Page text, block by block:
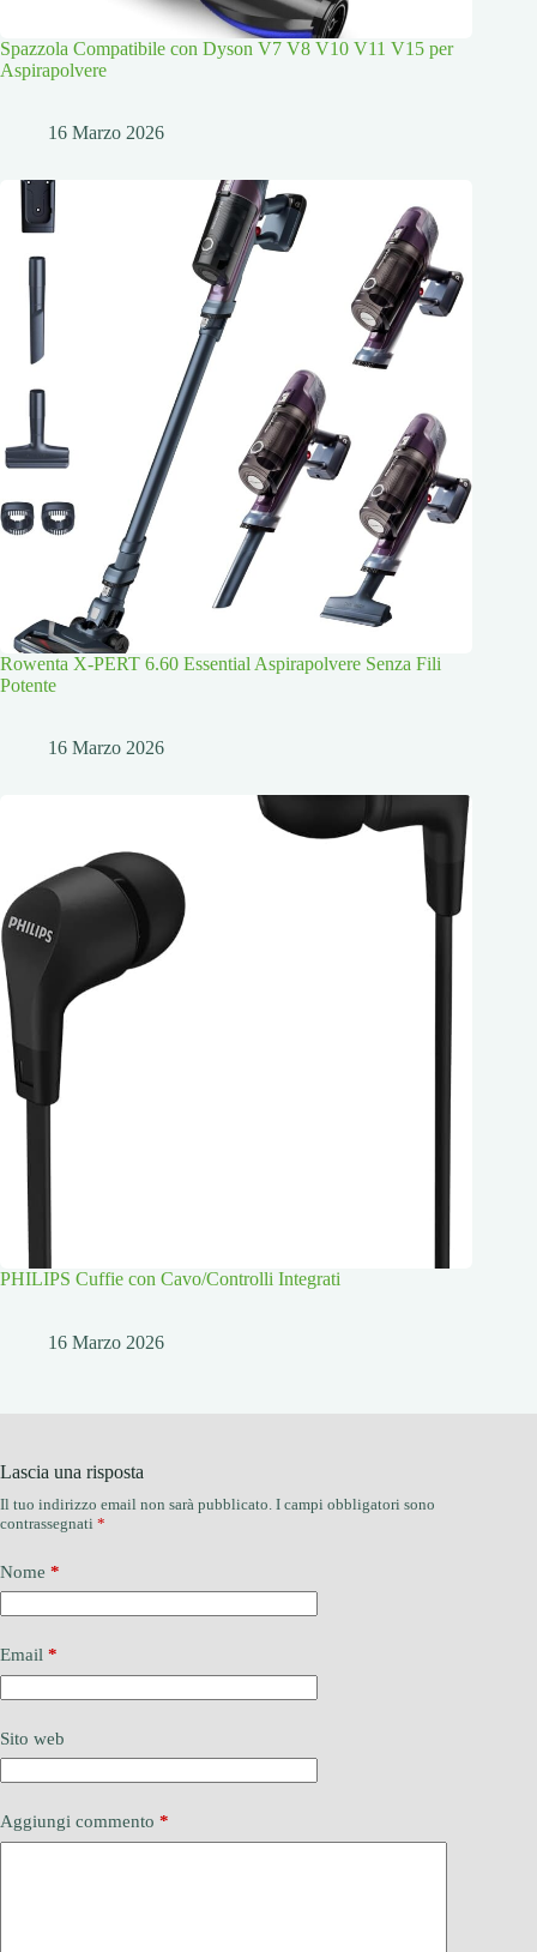
Spazzola Compatibile con Dyson V7 V8 V10 V11 V15 per
Aspirapolvere
16 Marzo 2026
Rowenta X-PERT 6.60 Essential Aspirapolvere Senza Fili
Potente
16 Marzo 2026
PHILIPS Cuffie con Cavo/Controlli Integrati
16 Marzo 2026
Lascia una risposta
Il tuo indirizzo email non sarà pubblicato. I campi obbligatori sono
contrassegnati *
Nome *
Email *
Sito web
Aggiungi commento *